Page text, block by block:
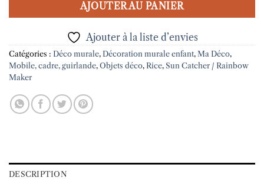
AJOUTER AU PANIER
Ajouter à la liste d’envies
Catégories : Déco murale, Décoration murale enfant, Ma Déco,
Mobile, cadre, guirlande, Objets déco, Rice, Sun Catcher / Rainbow
Maker
DESCRIPTION